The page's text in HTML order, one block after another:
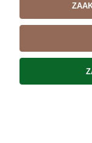
Nóż rzeźniczy